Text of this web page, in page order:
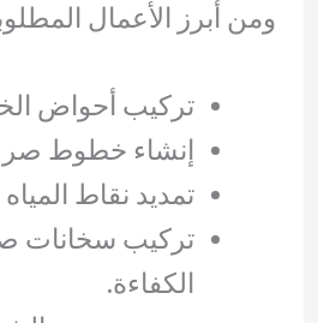
ومن أبرز الأعمال
تركيب أحواض
إنشاء خطوط
تمديد نقاط
تركيب سخانات
الكفاءة.